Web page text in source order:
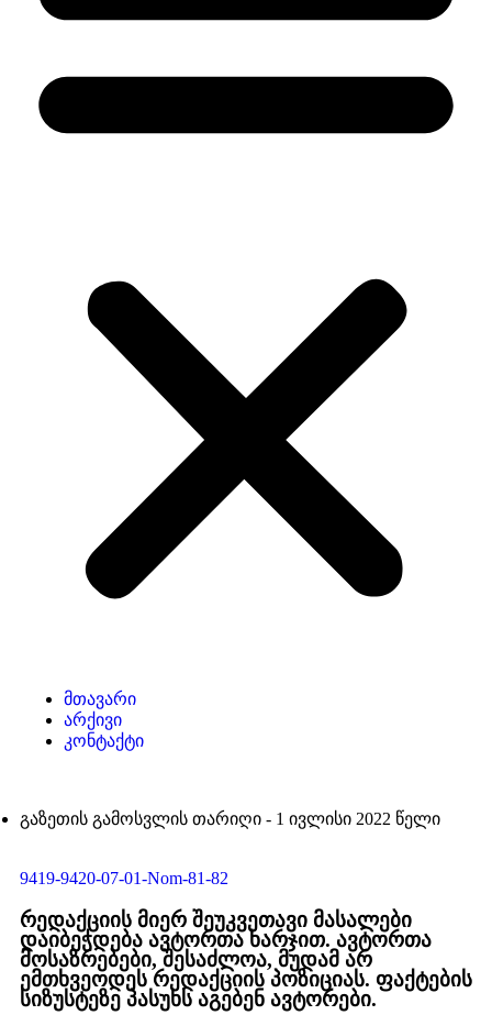
მთავარი
არქივი
კონტაქტი
გაზეთის გამოსვლის თარიღი - 1 ივლისი 2022 წელი
9419-9420-07-01-Nom-81-82
რედაქციის მიერ შეუკვეთავი მასალები
დაიბეჭდება ავტორთა ხარჯით. ავტორთა
მოსაზრებები, შესაძლოა, მუდამ არ
ემთხვეოდეს რედაქციის პოზიციას. ფაქტების
სიზუსტეზე პასუხს აგებენ ავტორები.